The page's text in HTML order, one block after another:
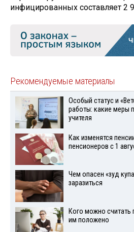
инфицированных составляет 2
Рекомендуемые материалы
Особый статус и
работы: какие меры
учителя
Как изменятся
пенсионеров с 1
Чем опасен «зуд
заразиться
Кого можно считать
им положено